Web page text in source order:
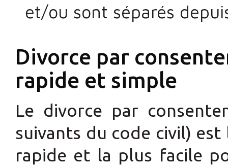
et/ou sont séparés
Divorce par
rapide et simple
Le divorce par
suivants du code civil)
rapide et la plus facile